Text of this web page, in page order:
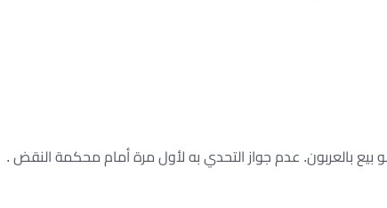
بيع بالعربون. عدم جواز التحدي به لأول مرة أمام محكمة النقض .